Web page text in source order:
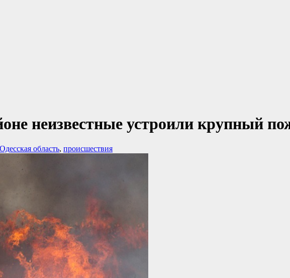
неизвестные устроили крупный
Одесская область, происшествия